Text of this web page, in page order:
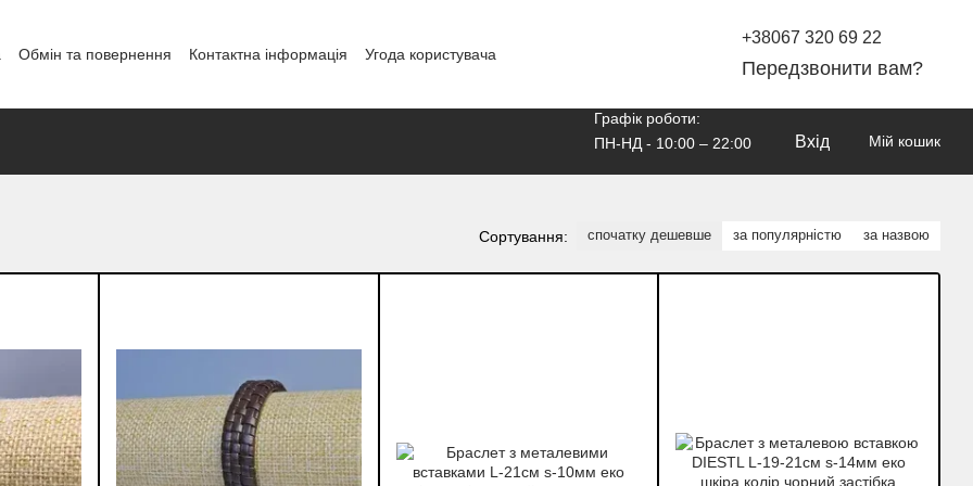
Обмін та повернення Контактна інформація
Угода користувача
+38067 320 69 22
Передзвонити вам?
Графік роботи:
ПН-НД - 10:00 – 22:00
Вхід Мій кошик
Сортування: спочатку дешевше за популярністю за назвою